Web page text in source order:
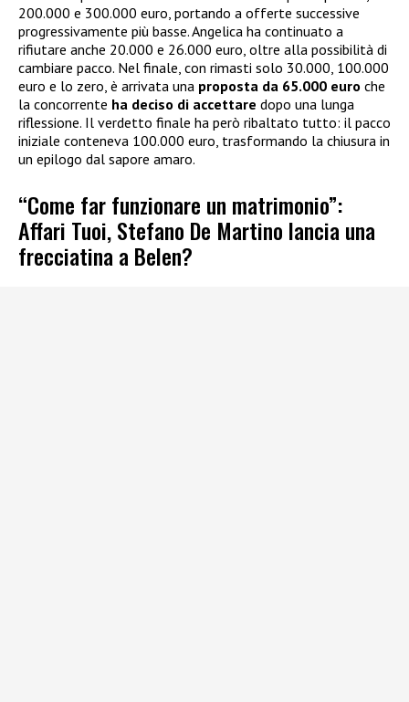
200.000 e 300.000 euro, portando a offerte successive
progressivamente più basse. Angelica ha continuato a
rifiutare anche 20.000 e 26.000 euro, oltre alla possibilità di
cambiare pacco. Nel finale, con rimasti solo 30.000, 100.000
euro e lo zero, è arrivata una proposta da 65.000 euro che
la concorrente ha deciso di accettare dopo una lunga
riflessione. Il verdetto finale ha però ribaltato tutto: il pacco
iniziale conteneva 100.000 euro, trasformando la chiusura in
un epilogo dal sapore amaro.
“Come far funzionare un matrimonio”:
Affari Tuoi, Stefano De Martino lancia una
frecciatina a Belen?